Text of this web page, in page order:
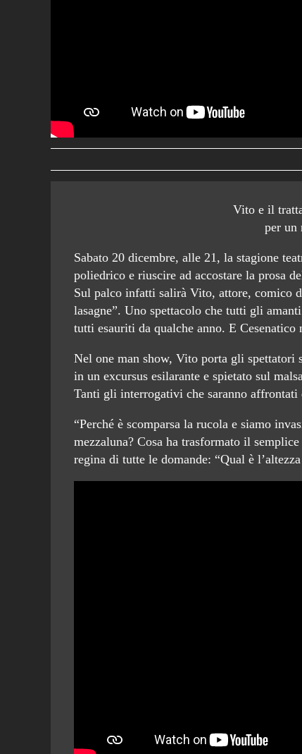
Vito e il
per un
Sabato 20 dicembre, alle 21, la stagione
poliedrico e riuscire ad accostare la prosa
Sul palco infatti salirà Vito, attore, comico
lasagne”. Uno spettacolo che tutti gli
tutti esauriti da qualche anno. E
Nel one man show, Vito porta gli spettatori
in un excursus esilarante e spietato sul
Tanti gli interrogativi che saranno affrontati
“Perché è scomparsa la rucola e siamo
mezzaluna? Cosa ha trasformato il
regina di tutte le domande: “Qual è